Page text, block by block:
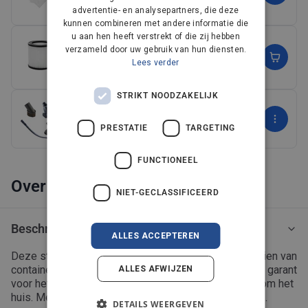
(9)
Filterset voor de Buddy II Stof-/waterzuiger
15,20€
Premium Car Kit voor Stof-/waterzuiger
47,20€
(6)
Meer weergeven
Over
Beschrijving
Deze stof-/waterzuiger van solide kwaliteit is voorzien van
container 18 liter en een motor van 1200 watt, samen garant
voor het krachtig en efficiënt opruimen van vuil in en om het
huis. Met de ingebouwde aansluiting voor elektrisch
FRENCH
FINNISH
SWEDISH
IT
advertentie- en analysepartners, die deze
kunnen combineren met andere informatie die
u aan hen heeft verstrekt of die zij hebben
verzameld door uw gebruik van hun diensten.
Lees verder
STRIKT NOODZAKELIJK
PRESTATIE TARGETING
FUNCTIONEEL
NIET-GECLASSIFICEERD
ALLES ACCEPTEREN
ALLES AFWIJZEN
DETAILS WEERGEVEN